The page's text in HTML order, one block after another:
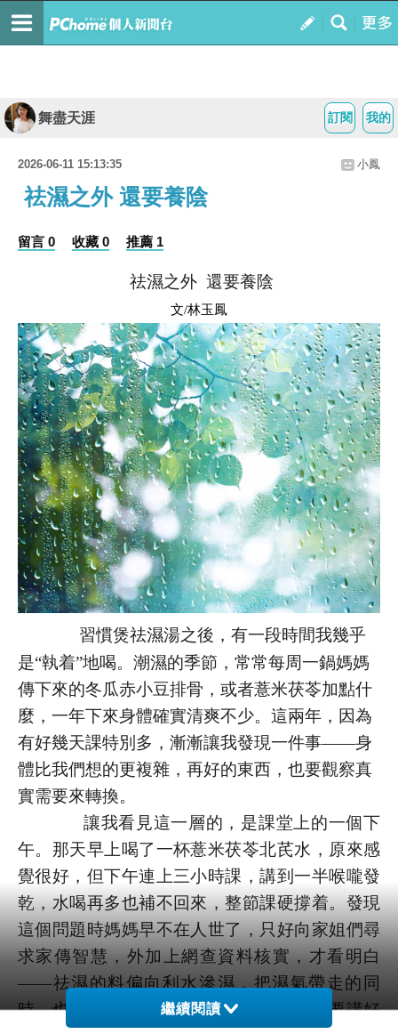
我的
訂閱
舞盡天涯
2026-06-11 15:13:35 小鳳
祛濕之外 還要養陰
留言 0 收藏 0 推薦 1
祛濕之外 還要養陰
文/林玉鳳
習慣煲祛濕湯之後，有一段時間我幾乎
是“執着”地喝。潮濕的季節，常常每周一鍋媽媽
傳下來的冬瓜赤小豆排骨，或者薏米茯苓加點什
麼，一年下來身體確實清爽不少。這兩年，因為
有好幾天課特別多，漸漸讓我發現一件事——身
體比我們想的更複雜，再好的東西，也要觀察真
實需要來轉換。
讓我看見這一層的，是課堂上的一個下
午。那天早上喝了一杯薏米茯苓北芪水，原來感
覺很好，但下午連上三小時課，講到一半喉嚨發
乾，水喝再多也補不回來，整節課硬撐着。發現
這個問題時媽媽早不在人世了，只好向家姐們尋
求家傳智慧，外加上網查資料核實，才看明白
——祛濕的料偏向利水滲濕，把濕氣帶走的同
時，也會把陰液一併拽走；對我這種一天要講好
繼續閱讀